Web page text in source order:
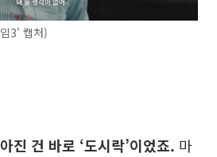
3' 캡처)
진 건 바로 ‘도시락’이었죠. 마